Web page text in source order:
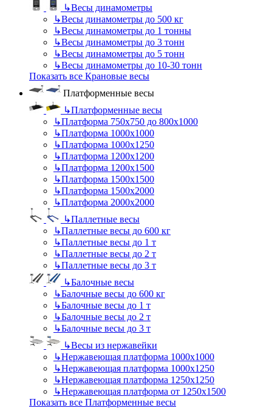
↳Весы динамометры
↳Весы динамометры до 500 кг
↳Весы динамометры до 1 тонны
↳Весы динамометры до 3 тонн
↳Весы динамометры до 5 тонн
↳Весы динамометры до 10-30 тонн
Показать все Крановые весы
Платформенные весы
↳Платформенные весы
↳Платформа 750х750 до 800х1000
↳Платформа 1000х1000
↳Платформа 1000х1250
↳Платформа 1200х1200
↳Платформа 1200х1500
↳Платформа 1500х1500
↳Платформа 1500х2000
↳Платформа 2000х2000
↳Паллетные весы
↳Паллетные весы до 600 кг
↳Паллетные весы до 1 т
↳Паллетные весы до 2 т
↳Паллетные весы до 3 т
↳Балочные весы
↳Балочные весы до 600 кг
↳Балочные весы до 1 т
↳Балочные весы до 2 т
↳Балочные весы до 3 т
↳Весы из нержавейки
↳Нержавеющая платформа 1000х1000
↳Нержавеющая платформа 1000х1250
↳Нержавеющая платформа 1250х1250
↳Нержавеющая платформа от 1250х1500
Показать все Платформенные весы